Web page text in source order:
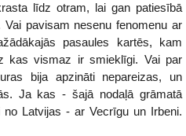
līdz otram, lai gan patiesībā
pavisam nesenu fenomenu ar
pasaules kartēs, kam
kas vismaz ir smieklīgi. Vai par
bija apzināti nepareizas, un
Ja kas - šajā nodaļā grāmatā
Latvijas - ar Vecrīgu un Irbeni.